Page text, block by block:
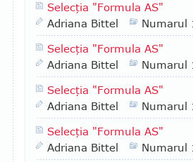
Selecţia "Formula AS"
Adriana Bittel
Numarul
Selecţia "Formula AS"
Adriana Bittel
Numarul
Selecţia "Formula AS"
Adriana Bittel
Numarul
Selecţia "Formula AS"
Adriana Bittel
Numarul